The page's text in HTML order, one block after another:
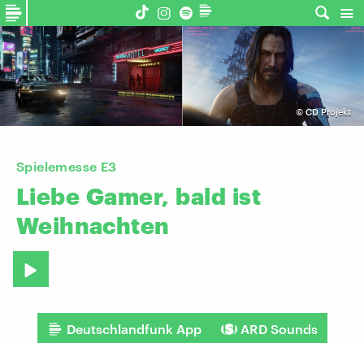
© CD Projekt
Spielemesse E3
Liebe Gamer, bald ist
Weihnachten
Deutschlandfunk App ARD Sounds